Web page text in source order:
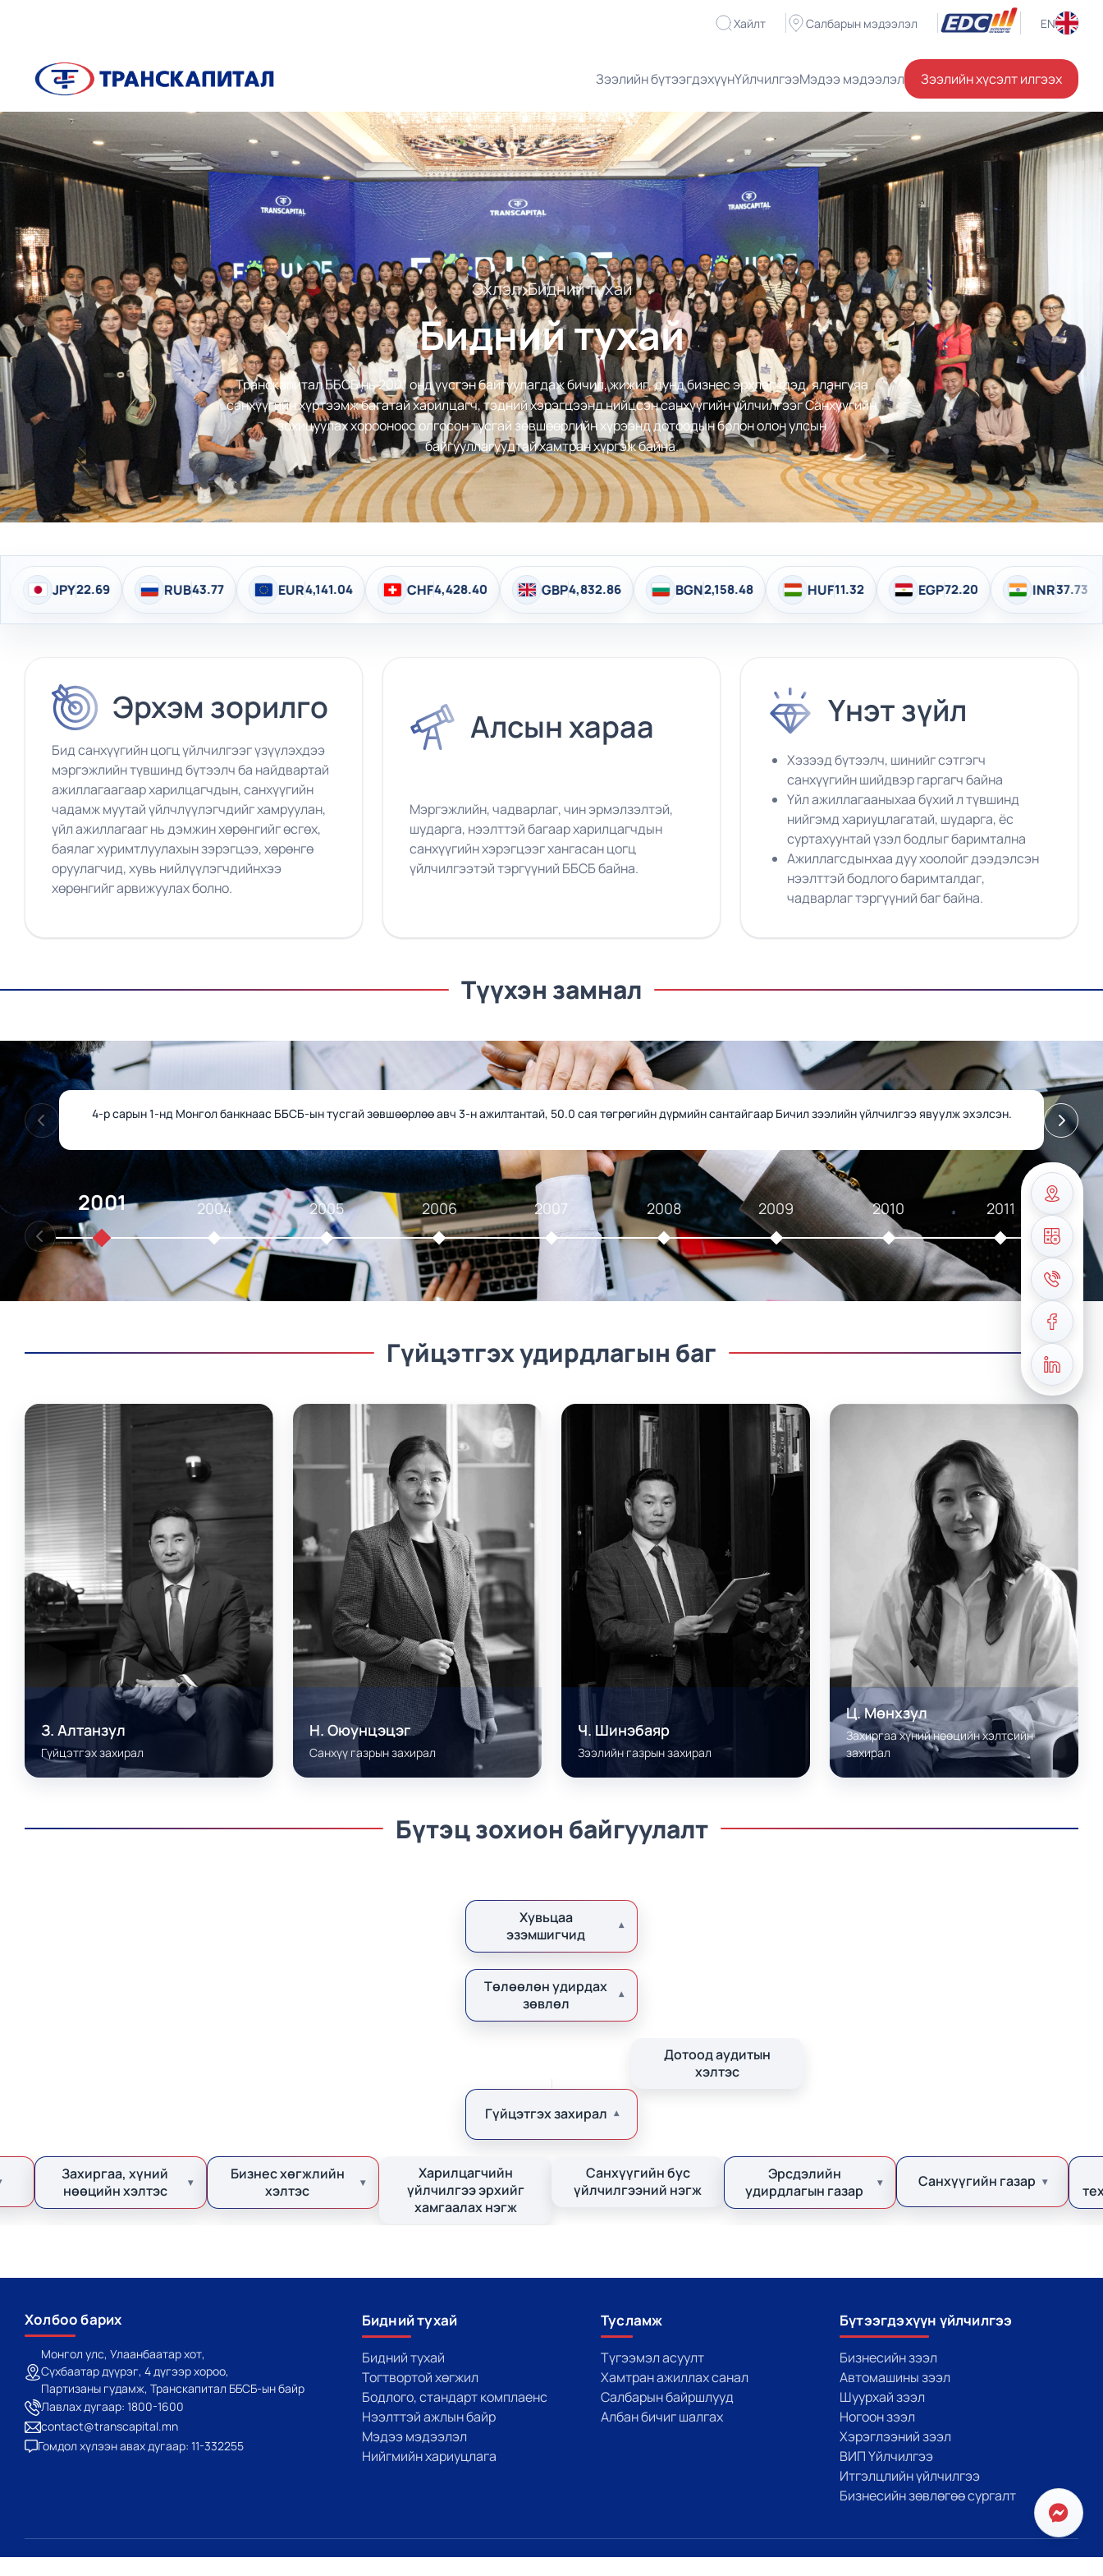
Хайлт Салбарын мэдээлэл EN
Зээлийн бүтээгдэхүүнҮйлчилгээМэдээ мэдээлэл Зээлийн хүсэлт илгээх
Эхлэл Бидний тухай
Бидний тухай
Транскапитал ББСБ нь 2001 онд үүсгэн байгуулагдаж бичил, жижиг, дунд бизнес эрхлэгчдэд, ялангуяа
санхүүгийн хүртээмж багатай харилцагч, тэдний хэрэгцээнд нийцсэн санхүүгийн үйлчилгээг Санхүүгийн
зохицуулах хорооноос олгосон тусгай зөвшөөрлийн хүрээнд дотоодын болон олон улсын
байгууллагуудтай хамтран хүргэж байна.
RUB43.77 EUR4,141.04 CHF4,428.40 GBP4,832.86 BGN2,158.48 HUF11.32 EGP72.20 INR37.73 HKD458.11
Эрхэм зорилго
Бид санхүүгийн цогц үйлчилгээг үзүүлэхдээ
мэргэжлийн түвшинд бүтээлч ба найдвартай
ажиллагаагаар харилцагчдын, санхүүгийн
чадамж муутай үйлчлүүлэгчдийг хамруулан,
үйл ажиллагааг нь дэмжин хөрөнгийг өсгөх,
баялаг хуримтлуулахын зэрэгцээ, хөрөнгө
оруулагчид, хувь нийлүүлэгчдийнхээ
хөрөнгийг арвижуулах болно.
Алсын хараа
Мэргэжлийн, чадварлаг, чин эрмэлзэлтэй,
шударга, нээлттэй багаар харилцагчдын
санхүүгийн хэрэгцээг хангасан цогц
үйлчилгээтэй тэргүүний ББСБ байна.
Үнэт зүйл
Хэзээд бүтээлч, шинийг сэтгэгч
санхүүгийн шийдвэр гаргагч байна
Үйл ажиллагааныхаа бүхий л түвшинд
нийгэмд хариуцлагатай, шударга, ёс
суртахуунтай үзэл бодлыг баримтална
Ажиллагсдынхаа дуу хоолойг дээдэлсэн
нээлттэй бодлого баримталдаг,
чадварлаг тэргүүний баг байна.
Түүхэн замнал
4-р сарын 1-нд Монгол банкнаас ББСБ-ын тусгай зөвшөөрлөө авч 3-н ажилтантай, 50.0 сая төгрөгийн дүрмийн сантайгаар Бичил зээлийн үйлчилгээ явуулж эхэлсэн.
2001 2004 2005 2006 2007 2008 2009 2010 2011
Гүйцэтгэх удирдлагын баг
З. Алтанзул
Гүйцэтгэх захирал
Н. Оюунцэцэг
Санхүү газрын захирал
Ч. Шинэбаяр
Зээлийн газрын захирал
Ц. Мөнхзул
Захиргаа хүний нөөцийн хэлтсийн
захирал
Бүтэц зохион байгуулалт
Хувьцаа
эзэмшигчид
Төлөөлөн удирдах
зөвлөл
Дотоод аудитын
хэлтэс
Гүйцэтгэх захирал
Захиргаа, хүний
нөөцийн хэлтэс
Бизнес хөгжлийн
хэлтэс
Харилцагчийн
үйлчилгээ эрхийг
хамгаалах нэгж
Санхүүгийн бус
үйлчилгээний нэгж
Эрсдэлийн
удирдлагын газар
Санхүүгийн газар
Холбоо барих
Монгол улс, Улаанбаатар хот,
Сүхбаатар дүүрэг, 4 дүгээр хороо,
Партизаны гудамж, Транскапитал ББСБ-ын байр
Лавлах дугаар: 1800-1600
contact@transcapital.mn
Гомдол хүлээн авах дугаар: 11-332255
Бидний тухай
Бидний тухай
Тогтвортой хөгжил
Бодлого, стандарт комплаенс
Нээлттэй ажлын байр
Мэдээ мэдээлэл
Нийгмийн хариуцлага
Тусламж
Түгээмэл асуулт
Хамтран ажиллах санал
Салбарын байршлууд
Албан бичиг шалгах
Бүтээгдэхүүн үйлчилгээ
Бизнесийн зээл
Автомашины зээл
Шуурхай зээл
Ногоон зээл
Хэрэглээний зээл
ВИП Үйлчилгээ
Итгэлцлийн үйлчилгээ
Бизнесийн зөвлөгөө сургалт